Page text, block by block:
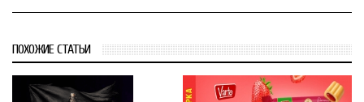
ПОХОЖИЕ СТАТЬИ